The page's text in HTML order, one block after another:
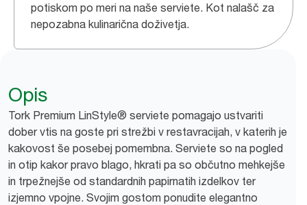
potiskom po meri na naše serviete. Kot nalašč za
nepozabna kulinarična doživetja.
Opis
Tork Premium LinStyle® serviete pomagajo ustvariti
dober vtis na goste pri strežbi v restavracijah, v katerih je
kakovost še posebej pomembna. Serviete so na pogled
in otip kakor pravo blago, hkrati pa so občutno mehkejše
in trpežnejše od standardnih papirnatih izdelkov ter
izjemno vpojne. Svojim gostom ponudite elegantno